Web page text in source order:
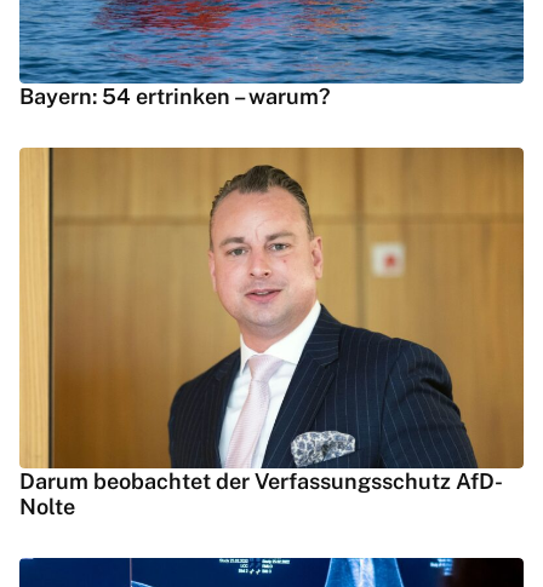
Bayern: 54 ertrinken – warum?
Darum beobachtet der Verfassungsschutz AfD-
Nolte